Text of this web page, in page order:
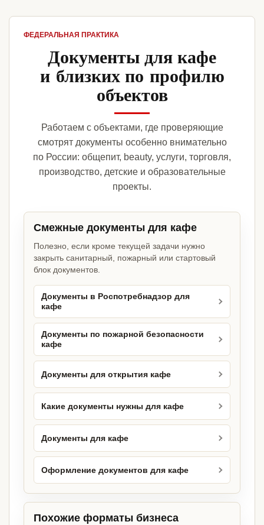
ФЕДЕРАЛЬНАЯ ПРАКТИКА
Документы для кафе
и близких по профилю
объектов
Работаем с объектами, где проверяющие
смотрят документы особенно внимательно
по России: общепит, beauty, услуги, торговля,
производство, детские и образовательные
проекты.
Смежные документы для кафе
Полезно, если кроме текущей задачи нужно
закрыть санитарный, пожарный или стартовый
блок документов.
Документы в Роспотребнадзор для
кафе
Документы по пожарной безопасности
кафе
Документы для открытия кафе
Какие документы нужны для кафе
Документы для кафе
Оформление документов для кафе
Похожие форматы бизнеса